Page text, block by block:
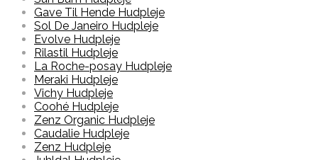
Gave Til Hende Hudpleje
Sol De Janeiro Hudpleje
Evolve Hudpleje
Rilastil Hudpleje
La Roche-posay Hudpleje
Meraki Hudpleje
Vichy Hudpleje
Coohé Hudpleje
Zenz Organic Hudpleje
Caudalie Hudpleje
Zenz Hudpleje